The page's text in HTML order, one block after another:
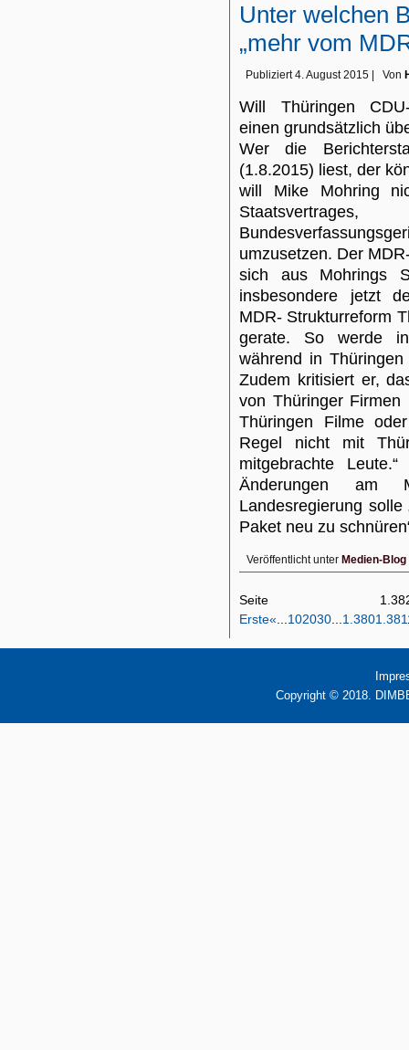
Unter welchen
„mehr vom
Publiziert 4. August 2015 Von
Will Thüringen
einen grundsätzlich
Wer die
(1.8.2015) liest, der
will Mike Mohring
umzusetzen. Der
sich aus Mohrings
insbesondere jetzt
MDR- Strukturreform
gerate. So werde
während in
Zudem kritisiert er,
von Thüringer Firmen
Thüringen Filme
Regel nicht mit
mitgebrachte
Änderungen am
Landesregierung
Paket neu zu
Veröffentlicht unter Medien-Blog
Seite
Erste« 102030 1.3801.381
Copyright © 2018.